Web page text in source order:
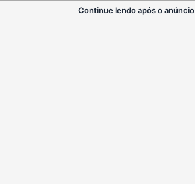
Continue lendo após o anúncio